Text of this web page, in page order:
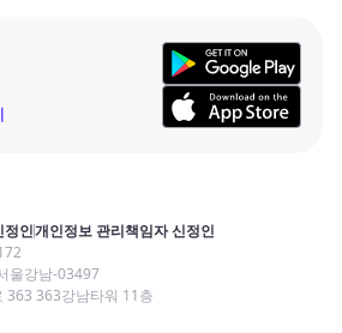
정인개인정보 관리책임자 신정인
울강남-03497
363 363강남타워 11층